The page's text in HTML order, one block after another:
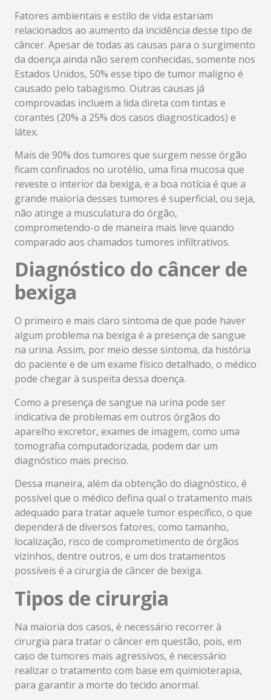
Fatores ambientais e estilo de vida estariam
relacionados ao aumento da incidência desse tipo de
câncer. Apesar de todas as causas para o surgimento
da doença ainda não serem conhecidas, somente nos
Estados Unidos, 50% esse tipo de tumor maligno é
causado pelo tabagismo. Outras causas já
comprovadas incluem a lida direta com tintas e
corantes (20% a 25% dos casos diagnosticados) e
látex.
Mais de 90% dos tumores que surgem nesse órgão
ficam confinados no urotélio, uma fina mucosa que
reveste o interior da bexiga, e a boa notícia é que a
grande maioria desses tumores é superficial, ou seja,
não atinge a musculatura do órgão,
comprometendo-o de maneira mais leve quando
comparado aos chamados tumores infiltrativos.
Diagnóstico do câncer de
bexiga
O primeiro e mais claro sintoma de que pode haver
algum problema na bexiga é a presença de sangue
na urina. Assim, por meio desse sintoma, da história
do paciente e de um exame físico detalhado, o médico
pode chegar à suspeita dessa doença.
Como a presença de sangue na urina pode ser
indicativa de problemas em outros órgãos do
aparelho excretor, exames de imagem, como uma
tomografia computadorizada, podem dar um
diagnóstico mais preciso.
Dessa maneira, além da obtenção do diagnóstico, é
possível que o médico defina qual o tratamento mais
adequado para tratar aquele tumor específico, o que
dependerá de diversos fatores, como tamanho,
localização, risco de comprometimento de órgãos
vizinhos, dentre outros, e um dos tratamentos
possíveis é a cirurgia de câncer de bexiga.
Tipos de cirurgia
Na maioria dos casos, é necessário recorrer à
cirurgia para tratar o câncer em questão, pois, em
caso de tumores mais agressivos, é necessário
realizar o tratamento com base em quimioterapia,
para garantir a morte do tecido anormal.